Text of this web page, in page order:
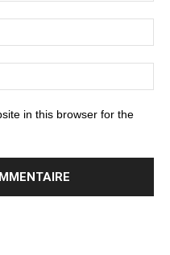
in this browser for the